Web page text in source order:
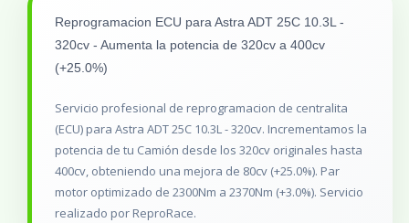
Reprogramacion ECU para Astra ADT 25C 10.3L -
320cv - Aumenta la potencia de 320cv a 400cv
(+25.0%)
Servicio profesional de reprogramacion de centralita
(ECU) para Astra ADT 25C 10.3L - 320cv. Incrementamos la
potencia de tu Camión desde los 320cv originales hasta
400cv, obteniendo una mejora de 80cv (+25.0%). Par
motor optimizado de 2300Nm a 2370Nm (+3.0%). Servicio
realizado por ReproRace.